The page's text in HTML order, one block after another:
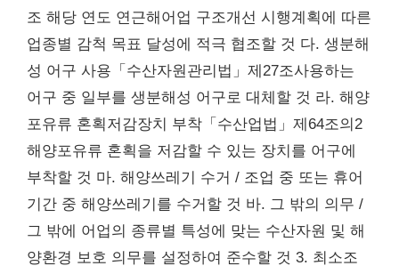
조 해당 연도 연근해어업 구조개선 시행계획에 따른
업종별 감척 목표 달성에 적극 협조할 것 다. 생분해
성 어구 사용「수산자원관리법」제27조사용하는
어구 중 일부를 생분해성 어구로 대체할 것 라. 해양
포유류 혼획저감장치 부착「수산업법」제64조의2
해양포유류 혼획을 저감할 수 있는 장치를 어구에
부착할 것 마. 해양쓰레기 수거 / 조업 중 또는 휴어
기간 중 해양쓰레기를 수거할 것 바. 그 밖의 의무 /
그 밖에 어업의 종류별 특성에 맞는 수산자원 및 해
양환경 보호 의무를 설정하여 준수할 것 3. 최소조